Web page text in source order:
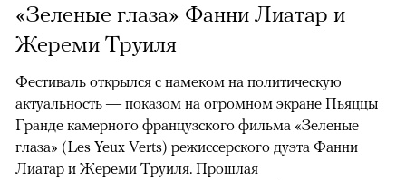
«Зеленые глаза» Фанни Лиатар и
Жереми Труиля
Фестиваль открылся с намеком на политическую
актуальность — показом на огромном экране Пьяццы
Гранде камерного французского фильма «Зеленые
глаза» (Les Yeux Verts) режиссерского дуэта Фанни
Лиатар и Жереми Труиля. Прошлая